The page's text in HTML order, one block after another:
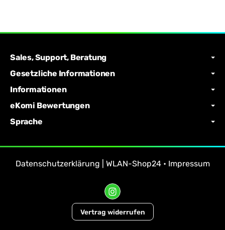
Sales, Support, Beratung
Gesetzliche Informationen
Informationen
eKomi Bewertungen
Sprache
Datenschutzerklärung | WLAN-Shop24 • Impressum
Vertrag widerrufen